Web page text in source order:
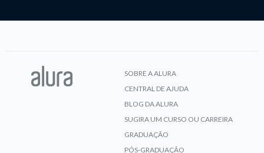
SOBRE A ALURA
CENTRAL DE AJUDA
BLOG DA ALURA
SUGIRA UM CURSO OU CARREIRA
GRADUAÇÃO
PÓS-GRADUAÇÃO